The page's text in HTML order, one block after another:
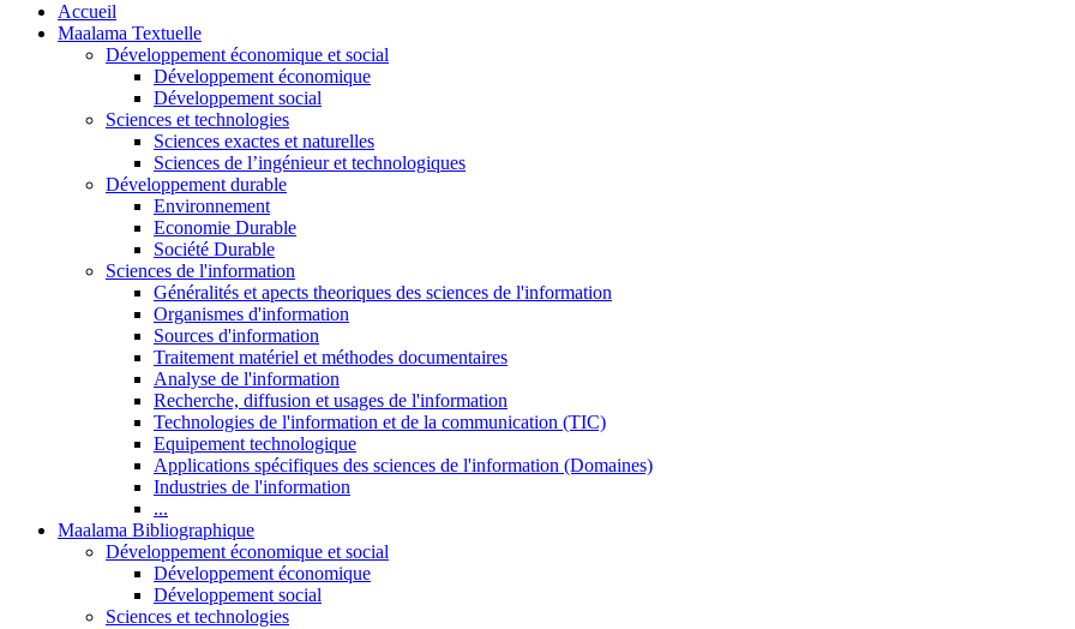
Accueil
Maalama Textuelle
Développement économique et social
Développement économique
Développement social
Sciences et technologies
Sciences exactes et naturelles
Sciences de l’ingénieur et technologiques
Développement durable
Environnement
Economie Durable
Société Durable
Sciences de l'information
Généralités et apects theoriques des sciences de l'information
Organismes d'information
Sources d'information
Traitement matériel et méthodes documentaires
Analyse de l'information
Recherche, diffusion et usages de l'information
Technologies de l'information et de la communication (TIC)
Equipement technologique
Applications spécifiques des sciences de l'information (Domaines)
Industries de l'information
...
Maalama Bibliographique
Développement économique et social
Développement économique
Développement social
Sciences et technologies